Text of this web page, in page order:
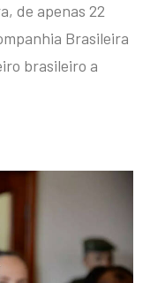
de apenas 22
Brasileira
brasileiro a